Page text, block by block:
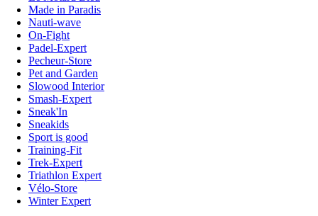
Made in Paradis
Nauti-wave
On-Fight
Padel-Expert
Pecheur-Store
Pet and Garden
Slowood Interior
Smash-Expert
Sneak'In
Sneakids
Sport is good
Training-Fit
Trek-Expert
Triathlon Expert
Vélo-Store
Winter Expert